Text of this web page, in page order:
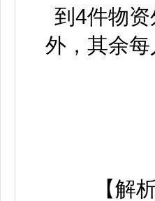
到4件物
外，其余
【解析